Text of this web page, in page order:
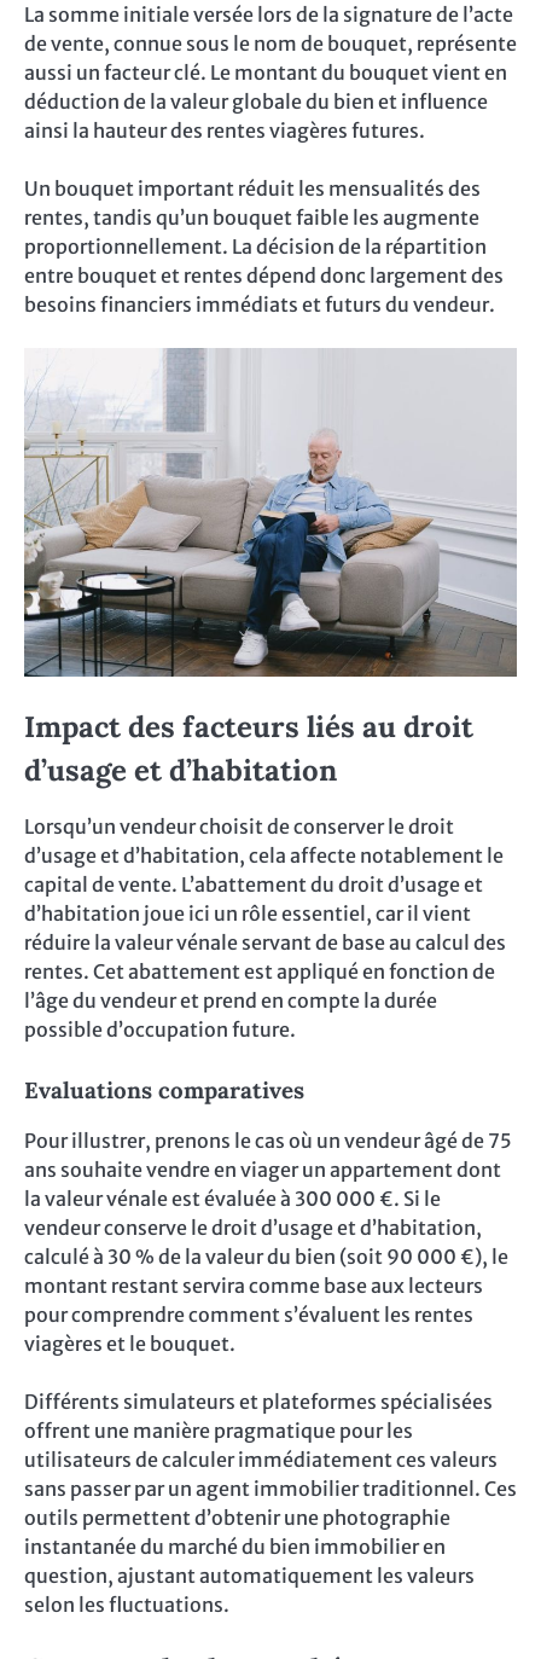
La somme initiale versée lors de la signature de l’acte
de vente, connue sous le nom de bouquet, représente
aussi un facteur clé. Le montant du bouquet vient en
déduction de la valeur globale du bien et influence
ainsi la hauteur des rentes viagères futures.
Un bouquet important réduit les mensualités des
rentes, tandis qu’un bouquet faible les augmente
proportionnellement. La décision de la répartition
entre bouquet et rentes dépend donc largement des
besoins financiers immédiats et futurs du vendeur.
Impact des facteurs liés au droit
d’usage et d’habitation
Lorsqu’un vendeur choisit de conserver le droit
d’usage et d’habitation, cela affecte notablement le
capital de vente. L’abattement du droit d’usage et
d’habitation joue ici un rôle essentiel, car il vient
réduire la valeur vénale servant de base au calcul des
rentes. Cet abattement est appliqué en fonction de
l’âge du vendeur et prend en compte la durée
possible d’occupation future.
Evaluations comparatives
Pour illustrer, prenons le cas où un vendeur âgé de 75
ans souhaite vendre en viager un appartement dont
la valeur vénale est évaluée à 300 000 €. Si le
vendeur conserve le droit d’usage et d’habitation,
calculé à 30 % de la valeur du bien (soit 90 000 €), le
montant restant servira comme base aux lecteurs
pour comprendre comment s’évaluent les rentes
viagères et le bouquet.
Différents simulateurs et plateformes spécialisées
offrent une manière pragmatique pour les
utilisateurs de calculer immédiatement ces valeurs
sans passer par un agent immobilier traditionnel. Ces
outils permettent d’obtenir une photographie
instantanée du marché du bien immobilier en
question, ajustant automatiquement les valeurs
selon les fluctuations.